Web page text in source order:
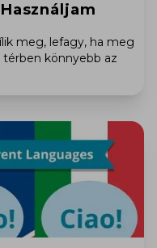
meg, lefagy, ha meg
térben könnyebb az